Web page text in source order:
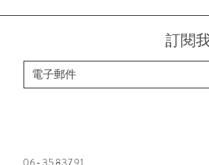
訂閱
06-3583791